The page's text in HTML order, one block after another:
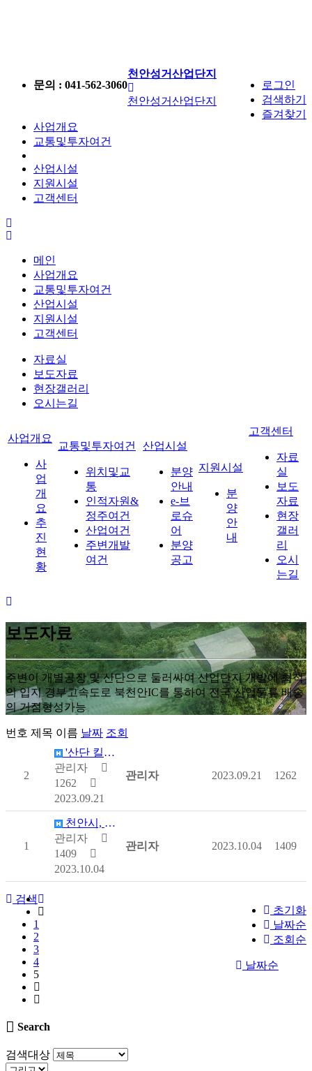
문의 : 041-562-3060
로그인
검색하기
즐겨찾기
천안성거산업단지
천안성거산업단지
사업개요
교통및투자여건
산업시설
지원시설
고객센터
메인
사업개요
교통및투자여건
산업시설
지원시설
고객센터
자료실
보도자료
현장갤러리
오시는길
사업개요
사
업
개
요
추
진
현
황
교통및투자여건
위치및교
통
인적자원&
정주여건
산업여건
주변개발
여건
산업시설
분양
안내
e-브
로슈
어
분양
공고
지원시설
분
양
안
내
고객센터
자료
실
보도
자료
현장
갤러
리
오시
는길
보도자료
주변이 개별공장 및 산단으로 둘러싸여 산업단지 개발에 최적
의 입지 경부고속도로 북천안IC를 통하여 전국 산업물류 배송
의 거점형성가능
번호 제목 이름 날짜 조회
2
'산단 킬러규제 혁파' 후속조치 가속화…산업부, 개정지…
관리자
1262
2023.09.21
관리자 2023.09.21 1262
1
천안시, 지역상생형 알이백(RE100) 산업단지 본격 …
관리자
1409
2023.10.04
관리자 2023.10.04 1409
초기화
날짜순
조회순
날짜순
검색
1
2
3
4
5
Search
검색대상